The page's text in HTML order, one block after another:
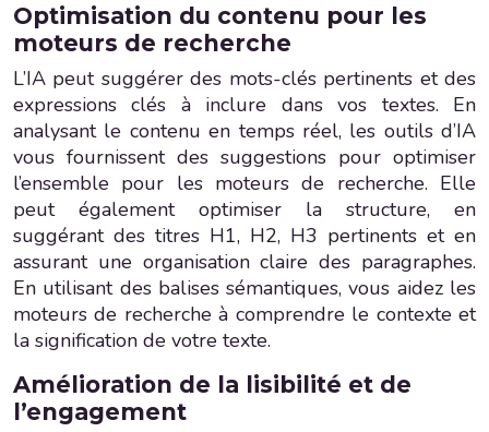
Optimisation du contenu pour les
moteurs de recherche
L’IA peut suggérer des mots-clés pertinents et des
expressions clés à inclure dans vos textes. En
analysant le contenu en temps réel, les outils d’IA
vous fournissent des suggestions pour optimiser
l’ensemble pour les moteurs de recherche. Elle
peut également optimiser la structure, en
suggérant des titres H1, H2, H3 pertinents et en
assurant une organisation claire des paragraphes.
En utilisant des balises sémantiques, vous aidez les
moteurs de recherche à comprendre le contexte et
la signification de votre texte.
Amélioration de la lisibilité et de
l’engagement